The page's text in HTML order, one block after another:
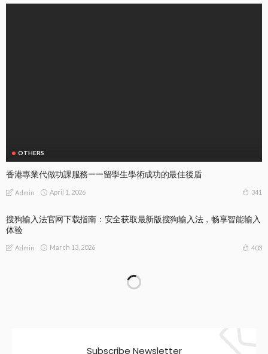
OTHERS
香港專業代做功課服務——留學生學術成功的最佳後盾
Admin April 1, 2026 341
搜狗输入法官网下载指南：安全获取最新版搜狗输入法，畅享智能输入
体验
Admin March 13, 2026 403